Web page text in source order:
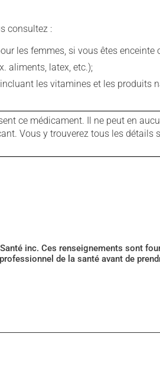
consultez :
les femmes, si vous êtes enceinte
aliments, latex, etc.);
les vitamines et les produits
ce médicament. Il ne peut en
Vous y trouverez tous les
inc. Ces renseignements sont
de la santé avant de